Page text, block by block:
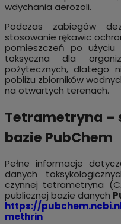
wdychania aerozoli.
Podczas zabiegów
stosowanie rękawic
pomieszczeń po
toksyczna dla
pożytecznych, dlatego
pobliżu zbiorników
na otwartych terenach.
Tetrametryna –
bazie PubChem
Pełne informacje
danych
czynnej tetrametryna
publicznej bazie danych
https://
methrin